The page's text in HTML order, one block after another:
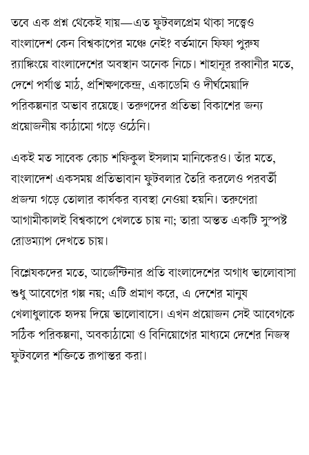
তবে এক প্রশ্ন থেকেই যায়—এত ফুটবলপ্রেম থাকা সত্ত্বেও
বাংলাদেশ কেন বিশ্বকাপের মঞ্চে নেই? বর্তমানে ফিফা পুরুষ
র‌্যাঙ্কিংয়ে বাংলাদেশের অবস্থান অনেক নিচে। শাহানূর রব্বানীর মতে,
দেশে পর্যাপ্ত মাঠ, প্রশিক্ষণকেন্দ্র, একাডেমি ও দীর্ঘমেয়াদি
পরিকল্পনার অভাব রয়েছে। তরুণদের প্রতিভা বিকাশের জন্য
প্রয়োজনীয় কাঠামো গড়ে ওঠেনি।
একই মত সাবেক কোচ শফিকুল ইসলাম মানিকেরও। তাঁর মতে,
বাংলাদেশ একসময় প্রতিভাবান ফুটবলার তৈরি করলেও পরবর্তী
প্রজন্ম গড়ে তোলার কার্যকর ব্যবস্থা নেওয়া হয়নি। তরুণেরা
আগামীকালই বিশ্বকাপে খেলতে চায় না; তারা অন্তত একটি সুস্পষ্ট
রোডম্যাপ দেখতে চায়।
বিশ্লেষকদের মতে, আর্জেন্টিনার প্রতি বাংলাদেশের অগাধ ভালোবাসা
শুধু আবেগের গল্প নয়; এটি প্রমাণ করে, এ দেশের মানুষ
খেলাধুলাকে হৃদয় দিয়ে ভালোবাসে। এখন প্রয়োজন সেই আবেগকে
সঠিক পরিকল্পনা, অবকাঠামো ও বিনিয়োগের মাধ্যমে দেশের নিজস্ব
ফুটবলের শক্তিতে রূপান্তর করা।